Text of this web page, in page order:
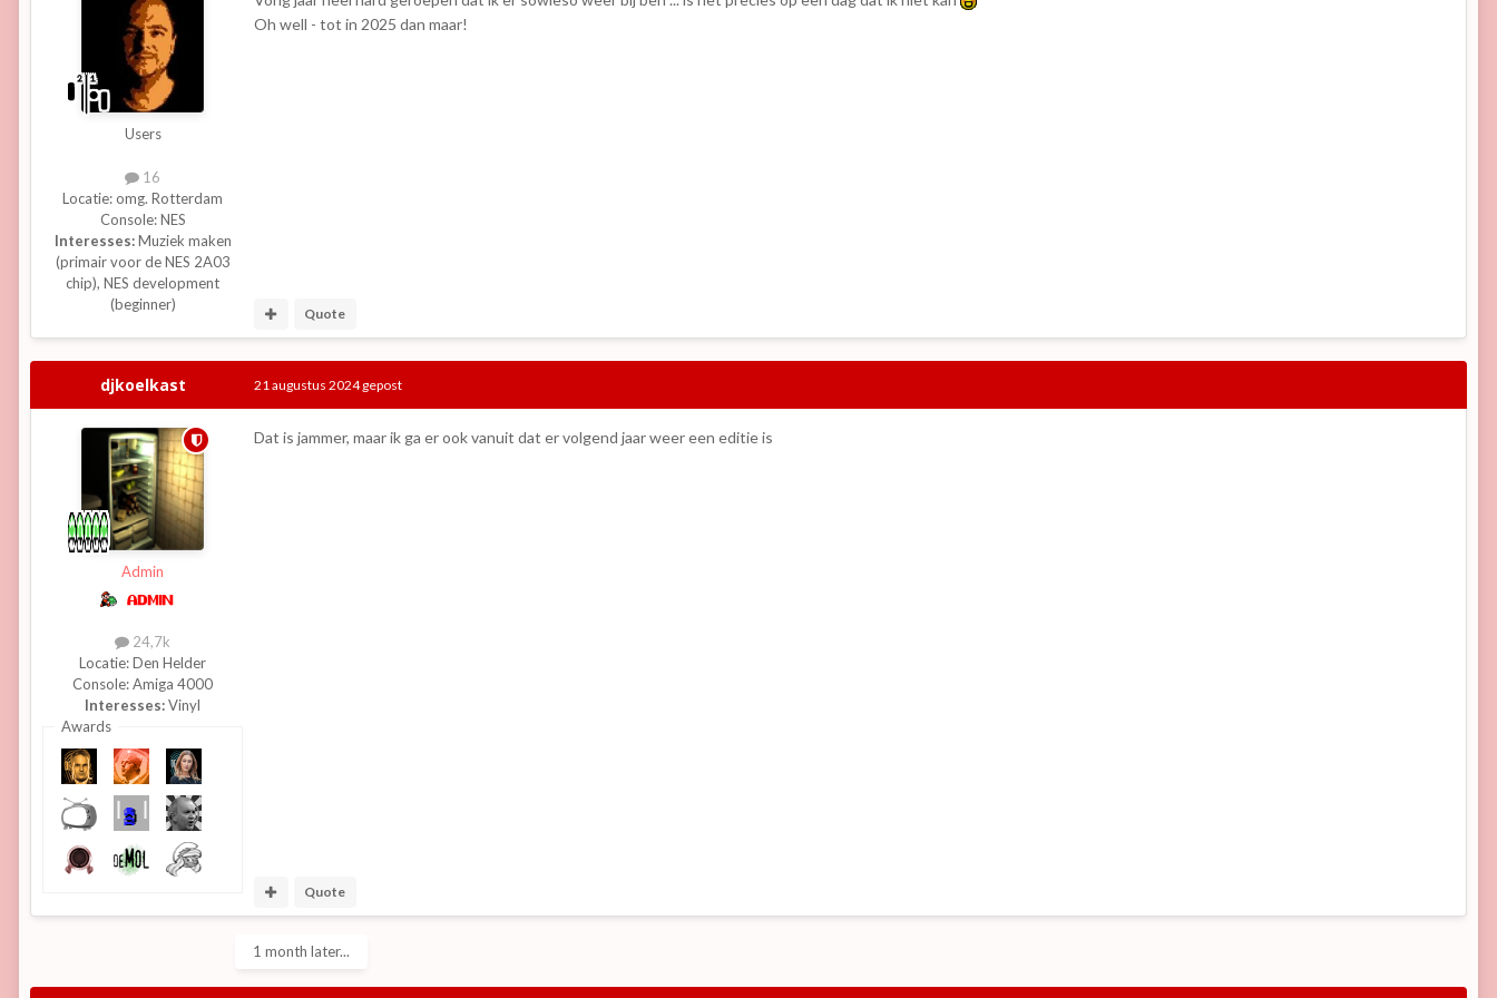
Users
16
Locatie: omg. Rotterdam
Console:NES
Interesses:Muziek maken
(primair voor de NES 2A03
chip), NES development
(beginner)
Oh well - tot in 2025 dan maar!
Quote
djkoelkast
Admin
24,7k
Locatie:Den Helder
Console:Amiga 4000
Interesses:Vinyl
Awards
21 augustus 2024gepost
Dat is jammer, maar ik ga er ook vanuit dat er volgend jaar weer een editie is
Quote
1 month later...